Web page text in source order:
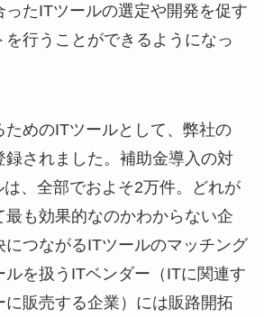
ったITツールの選定や開発を促す
を行うことができるようになっ
ためのITツールとして、弊社の
録されました。補助金導入の対
、全部でおよそ2万件。どれが
最も効果的なのかわからない企
につながるITツールのマッチング
ルを扱うITベンダー（ITに関連す
に販売する企業）には販路開拓